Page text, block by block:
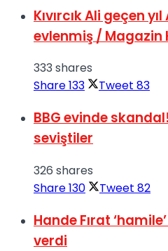
Kıvırcık Ali geçen
evlenmiş / Magazin
333 shares
Share133 Tweet 83
BBG evinde
seviştiler
326 shares
Share130 Tweet 82
Hande Fırat
verdi